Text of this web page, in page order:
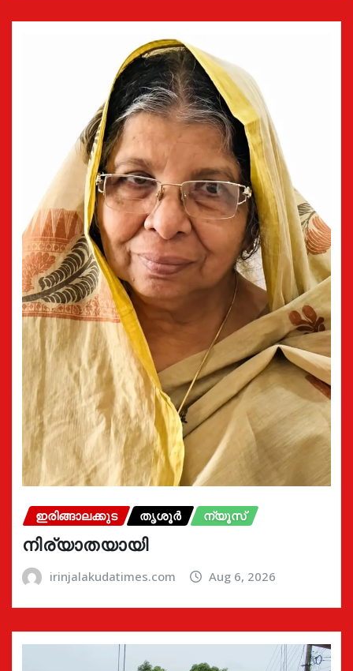
ഇരിങ്ങാലക്കുട തൃശൂർ ന്യൂസ്
നിര്യാതയായി
irinjalakudatimes.com Aug 6, 2026